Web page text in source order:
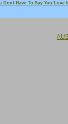
Dont Have To Say You Love